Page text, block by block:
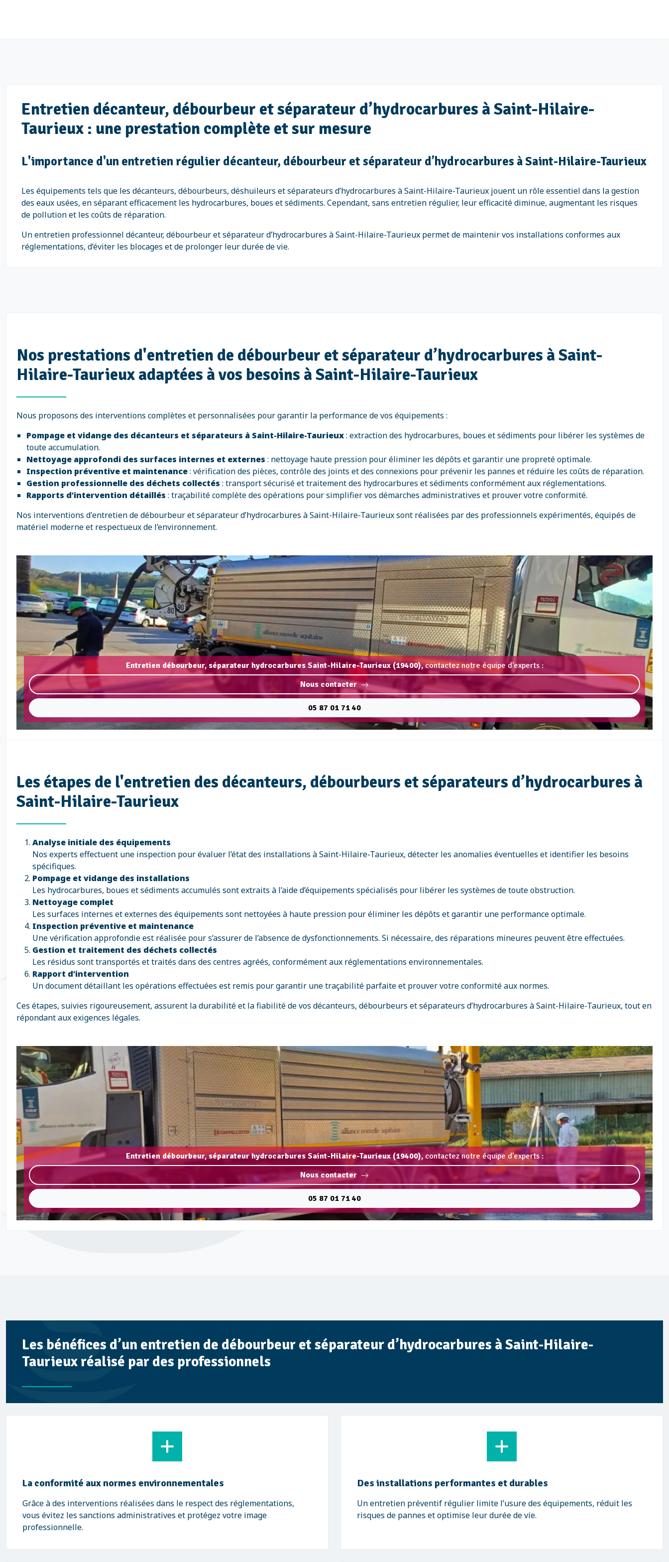
Entretien décanteur, débourbeur et séparateur d’hydrocarbures à Saint-Hilaire-
Taurieux : une prestation complète et sur mesure
L'importance d'un entretien régulier décanteur, débourbeur et séparateur d’hydrocarbures à Saint-Hilaire-Taurieux
Les équipements tels que les décanteurs, débourbeurs, déshuileurs et séparateurs d’hydrocarbures à Saint-Hilaire-Taurieux jouent un rôle essentiel dans la gestion
des eaux usées, en séparant efficacement les hydrocarbures, boues et sédiments. Cependant, sans entretien régulier, leur efficacité diminue, augmentant les risques
de pollution et les coûts de réparation.
Un entretien professionnel décanteur, débourbeur et séparateur d’hydrocarbures à Saint-Hilaire-Taurieux permet de maintenir vos installations conformes aux
réglementations, d’éviter les blocages et de prolonger leur durée de vie.
Nos prestations d'entretien de débourbeur et séparateur d’hydrocarbures à Saint-
Hilaire-Taurieux adaptées à vos besoins à Saint-Hilaire-Taurieux
Nous proposons des interventions complètes et personnalisées pour garantir la performance de vos équipements :
Pompage et vidange des décanteurs et séparateurs à Saint-Hilaire-Taurieux: extraction des hydrocarbures, boues et sédiments pour libérer les systèmes de
toute accumulation.
Nettoyage approfondi des surfaces internes et externes : nettoyage haute pression pour éliminer les dépôts et garantir une propreté optimale.
Inspection préventive et maintenance: vérification des pièces, contrôle des joints et des connexions pour prévenir les pannes et réduire les coûts de réparation.
Gestion professionnelle des déchets collectés : transport sécurisé et traitement des hydrocarbures et sédiments conformément aux réglementations.
Rapports d’intervention détaillés : traçabilité complète des opérations pour simplifier vos démarches administratives et prouver votre conformité.
Nos interventions d'entretien de débourbeur et séparateur d’hydrocarbures à Saint-Hilaire-Taurieux sont réalisées par des professionnels expérimentés, équipés de
matériel moderne et respectueux de l’environnement.
Entretien débourbeur, séparateur hydrocarbures Saint-Hilaire-Taurieux (19400),contactez notre équipe d'experts :
Nous contacter
05 87 01 71 40
Les étapes de l'entretien des décanteurs, débourbeurs et séparateurs d’hydrocarbures à
Saint-Hilaire-Taurieux
Analyse initiale des équipements
Nos experts effectuent une inspection pour évaluer l’état des installations à Saint-Hilaire-Taurieux, détecter les anomalies éventuelles et identifier les besoins
spécifiques.
Pompage et vidange des installations
Les hydrocarbures, boues et sédiments accumulés sont extraits à l’aide d’équipements spécialisés pour libérer les systèmes de toute obstruction.
Nettoyage complet
Les surfaces internes et externes des équipements sont nettoyées à haute pression pour éliminer les dépôts et garantir une performance optimale.
Inspection préventive et maintenance
Une vérification approfondie est réalisée pour s’assurer de l’absence de dysfonctionnements. Si nécessaire, des réparations mineures peuvent être effectuées.
Gestion et traitement des déchets collectés
Les résidus sont transportés et traités dans des centres agréés, conformément aux réglementations environnementales.
Rapport d’intervention
Un document détaillant les opérations effectuées est remis pour garantir une traçabilité parfaite et prouver votre conformité aux normes.
Ces étapes, suivies rigoureusement, assurent la durabilité et la fiabilité de vos décanteurs, débourbeurs et séparateurs d’hydrocarbures à Saint-Hilaire-Taurieux, tout en
répondant aux exigences légales.
Entretien débourbeur, séparateur hydrocarbures Saint-Hilaire-Taurieux (19400), contactez notre équipe d'experts :
Nous contacter
05 87 01 71 40
Les bénéfices d’un entretien de débourbeur et séparateur d’hydrocarbures à Saint-Hilaire-
Taurieux réalisé par des professionnels
La conformité aux normes environnementales
Grâce à des interventions réalisées dans le respect des réglementations,
vous évitez les sanctions administratives et protégez votre image
professionnelle.
Des installations performantes et durables
Un entretien préventif régulier limite l’usure des équipements, réduit les
risques de pannes et optimise leur durée de vie.